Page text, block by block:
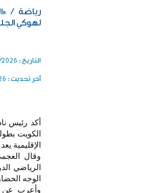
رياضة /
لهوكي
التاريخ : 10:07
آخر تحديث :
الإقليمية
وقال
الرياضي
الوجه
وأعرب عن